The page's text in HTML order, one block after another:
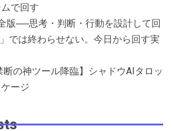
で回す
版──思考・判断・行動を設計して回
では終わらせない。今日から回す実
断の神ツール降臨】シャドウAIタロッ
ージ